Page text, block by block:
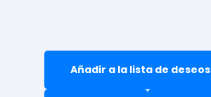
Añadir a la lista de deseos